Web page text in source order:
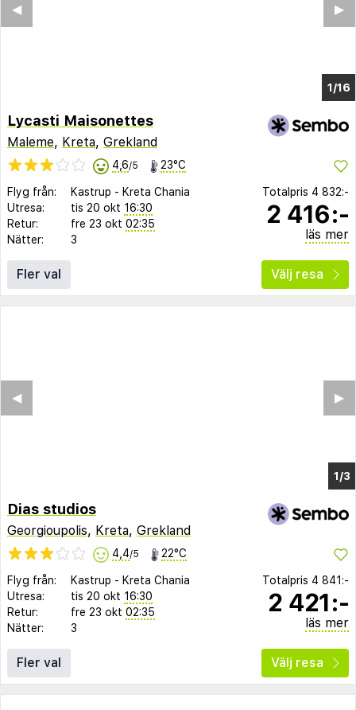
1/9
▶︎
◀︎
Lycasti Maisonettes
Maleme, Kreta, Grekland
4,6/5 23°C
Flyg från: Kastrup - Kreta Chania
Utresa:
tis 20 okt 16:30
Retur:
fre 23 okt 02:35
Nätter:
3
Totalpris 4 832:-
2 416:-
läs mer
Fler val Välj resa
Dias studios
Georgioupolis, Kreta, Grekland
4,4/5 22°C
Flyg från: Kastrup - Kreta Chania
Utresa:
tis 20 okt 16:30
Retur:
fre 23 okt 02:35
Nätter:
3
Totalpris 4 841:-
2 421:-
läs mer
Fler val Välj resa